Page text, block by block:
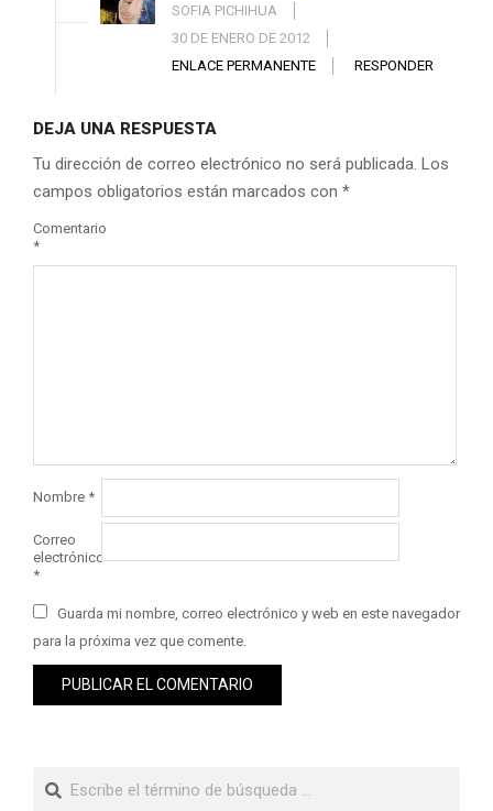
SOFIA PICHIHUA
30 DE ENERO DE 2012
ENLACE PERMANENTE
RESPONDER
DEJA UNA RESPUESTA
Tu dirección de correo electrónico no será publicada. Los
campos obligatorios están marcados con *
Comentario
*
Nombre *
Correo
electrónico
*
Guarda mi nombre, correo electrónico y web en este navegador
para la próxima vez que comente.